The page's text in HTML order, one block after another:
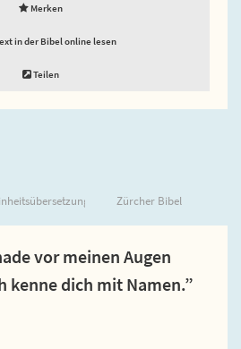
Merken
in der Bibel online lesen
Teilen
Zürcher Bibel
vor meinen Augen
kenne dich mit Namen.”